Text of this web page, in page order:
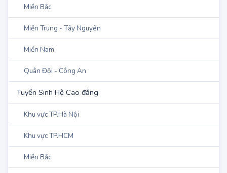
Khu vực TP.HCM
Miền Bắc
Miền Trung - Tây Nguyên
Miền Nam
Quân Đội - Công An
Tuyển Sinh Hệ Cao đẳng
Khu vực TP.Hà Nội
Khu vực TP.HCM